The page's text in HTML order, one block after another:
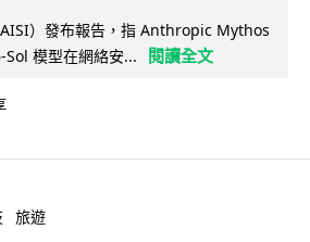
）發布報告，指 Anthropic Mythos
模型在網絡安...
閱讀全文
旅遊